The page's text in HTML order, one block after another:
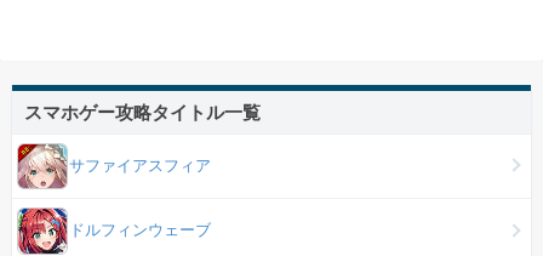
スマホゲー攻略タイトル一覧
サファイアスフィア
ドルフィンウェーブ